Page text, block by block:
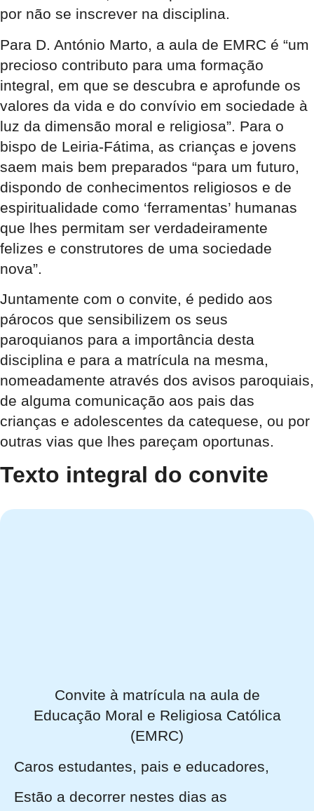
por não se inscrever na disciplina.
Para D. António Marto, a aula de EMRC é “um
precioso contributo para uma formação
integral, em que se descubra e aprofunde os
valores da vida e do convívio em sociedade à
luz da dimensão moral e religiosa”. Para o
bispo de Leiria-Fátima, as crianças e jovens
saem mais bem preparados “para um futuro,
dispondo de conhecimentos religiosos e de
espiritualidade como ‘ferramentas’ humanas
que lhes permitam ser verdadeiramente
felizes e construtores de uma sociedade
nova”.
Juntamente com o convite, é pedido aos
párocos que sensibilizem os seus
paroquianos para a importância desta
disciplina e para a matrícula na mesma,
nomeadamente através dos avisos paroquiais,
de alguma comunicação aos pais das
crianças e adolescentes da catequese, ou por
outras vias que lhes pareçam oportunas.
Texto integral do convite
Convite à matrícula na aula de
Educação Moral e Religiosa Católica
(EMRC)
Caros estudantes, pais e educadores,
Estão a decorrer nestes dias as